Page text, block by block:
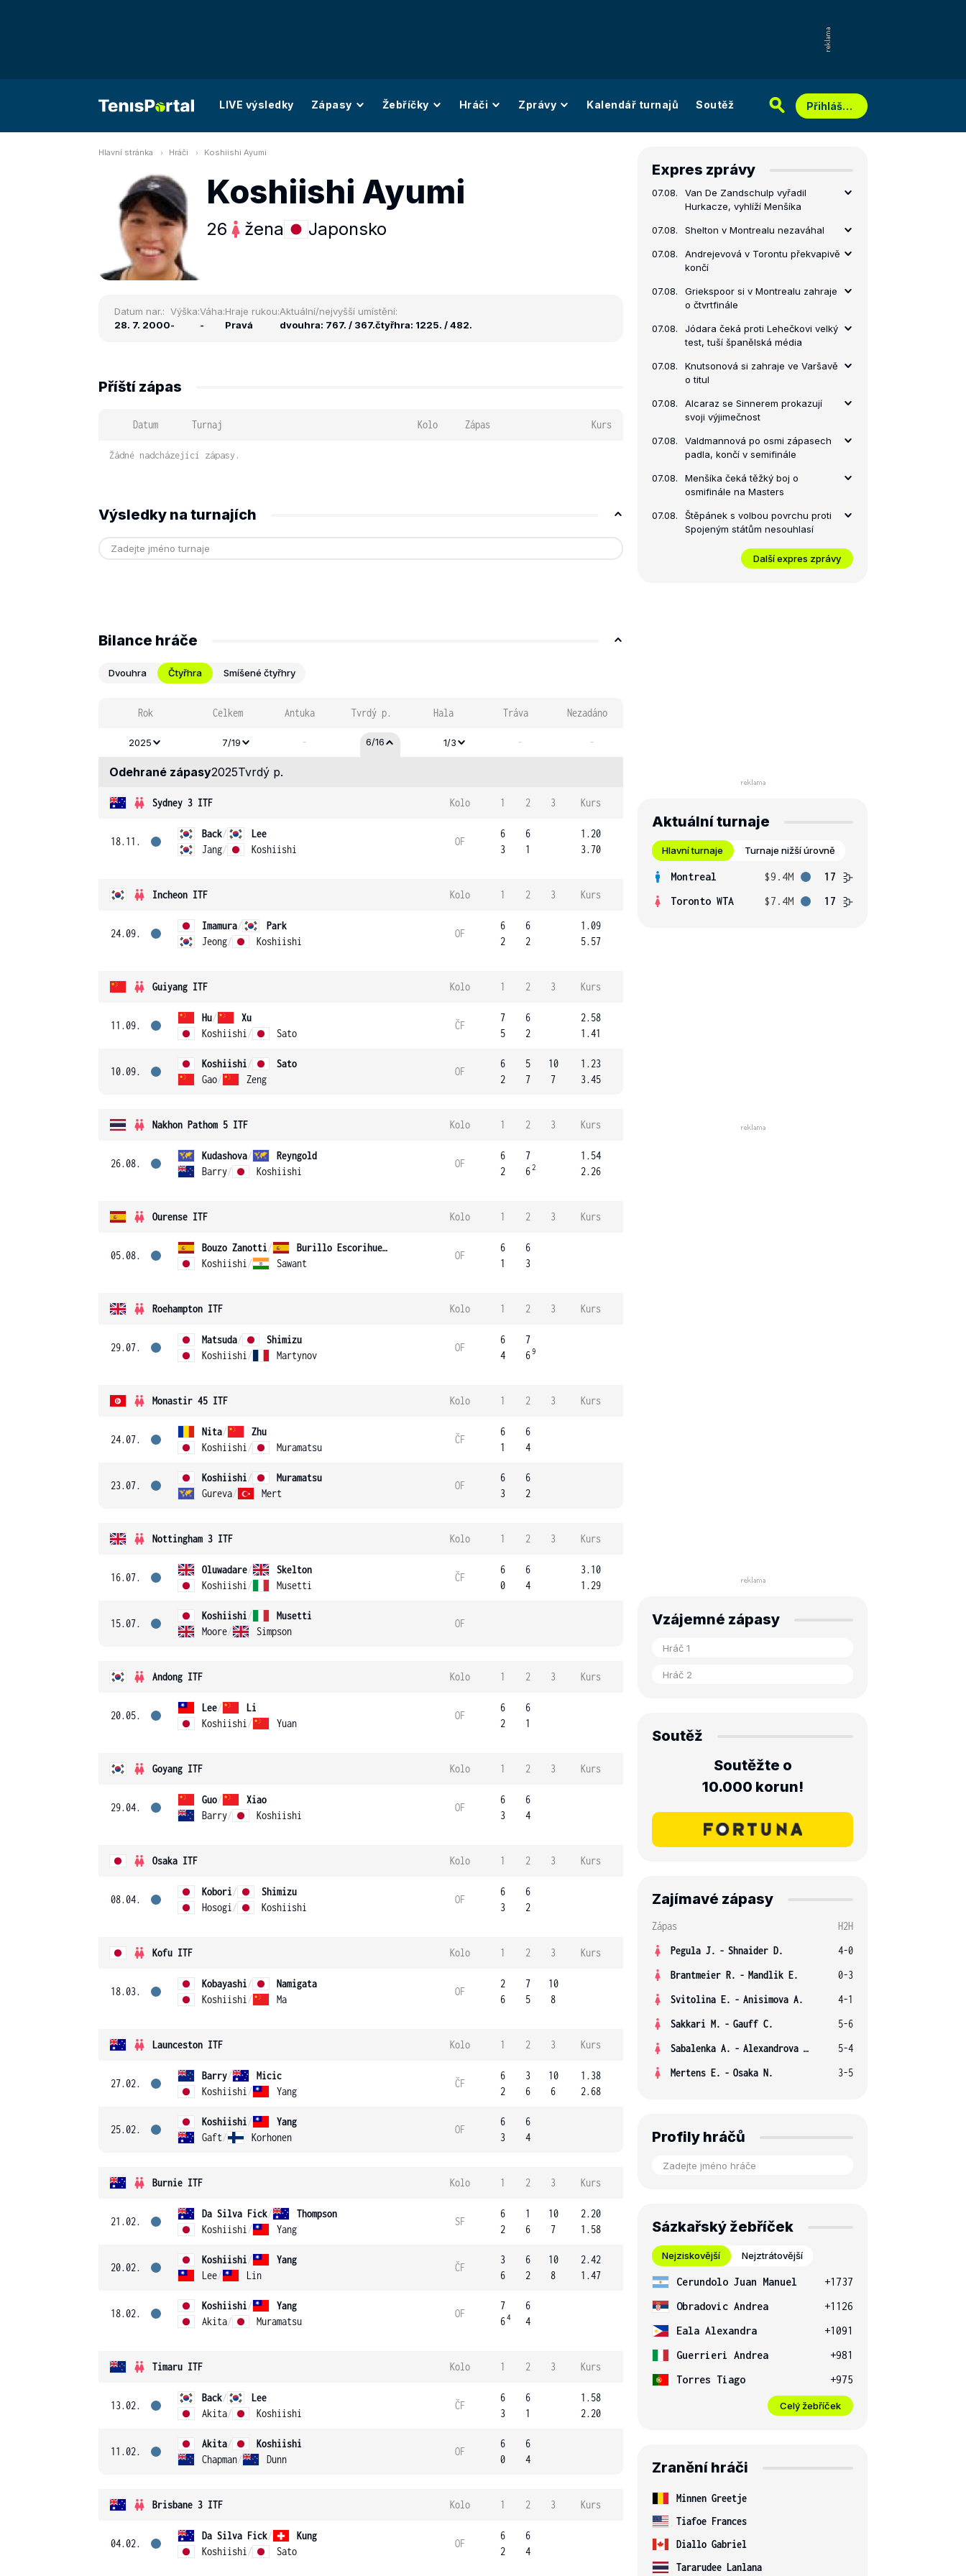
LIVE výsledky Zápasy Žebříčky Hráči Zprávy Kalendář turnajů Soutěž Přihlášení
Hlavní stránka Hráči Koshiishi Ayumi
Koshiishi Ayumi
26 žena Japonsko
Datum nar.:
28. 7. 2000
Výška:
-
Váha:
-
Hraje rukou:
Pravá
Aktuální/nejvyšší umístění:
dvouhra: 767. / 367.čtyřhra: 1225. / 482.
Příští zápas
Datum Turnaj Kolo Zápas Kurs
Žádné nadcházející zápasy.
Výsledky na turnajích
Bilance hráče
Dvouhra Čtyřhra Smíšené čtyřhry
Rok Celkem Antuka Tvrdý p. Hala Tráva Nezadáno
2025 7/19 - 6/16 1/3 - -
Odehrané zápasy2025Tvrdý p.
Sydney 3 ITF Kolo 1 2 3 Kurs
18.11.
Back/
Lee
Jang/ Koshiishi
OF
6
3
6
1
1.20
3.70
Incheon ITF Kolo 1 2 3 Kurs
24.09.
Imamura/
Park
Jeong/ Koshiishi
OF
6
2
6
2
1.09
5.57
Guiyang ITF Kolo 1 2 3 Kurs
11.09.
Hu/
Xu
Koshiishi / Sato
ČF
7
5
6
2
2.58
1.41
10.09.
Koshiishi/
Sato
Gao/ Zeng
OF
6
2
5
7
10
7
1.23
3.45
Nakhon Pathom 5 ITF Kolo 1 2 3 Kurs
26.08.
Kudashova/
Reyngold
Barry/ Koshiishi
OF
6
2
7
62
1.54
2.26
Ourense ITF Kolo 1 2 3 Kurs
05.08.
Bouzo Zanotti/
Burillo Escorihuela
Koshiishi / Sawant
OF
6
1
6
3
Roehampton ITF Kolo 1 2 3 Kurs
29.07.
Matsuda/
Shimizu
Koshiishi / Martynov
OF
6
4
7
69
Monastir 45 ITF Kolo 1 2 3 Kurs
24.07.
Nita/
Zhu
Koshiishi / Muramatsu
ČF
6
1
6
4
23.07.
Koshiishi/
Muramatsu
Gureva/ Mert
OF
6
3
6
2
Nottingham 3 ITF Kolo 1 2 3 Kurs
16.07.
Oluwadare/
Skelton
Koshiishi / Musetti
ČF
6
0
6
4
3.10
1.29
15.07.
Koshiishi/
Musetti
Moore/ Simpson
OF
Andong ITF Kolo 1 2 3 Kurs
20.05.
Lee/
Li
Koshiishi / Yuan
OF
6
2
6
1
Goyang ITF Kolo 1 2 3 Kurs
29.04.
Guo/
Xiao
Barry/ Koshiishi
OF
6
3
6
4
Osaka ITF Kolo 1 2 3 Kurs
08.04.
Kobori/
Shimizu
Hosogi / Koshiishi
OF
6
3
6
2
Kofu ITF Kolo 1 2 3 Kurs
18.03.
Kobayashi/
Namigata
Koshiishi / Ma
OF
2
6
7
5
10
8
Launceston ITF Kolo 1 2 3 Kurs
27.02.
Barry/
Micic
Koshiishi / Yang
ČF
6
2
3
6
10
6
1.38
2.68
25.02.
Koshiishi/
Yang
Gaft/ Korhonen
OF
6
3
6
4
Burnie ITF Kolo 1 2 3 Kurs
21.02.
Da Silva Fick/
Thompson
Koshiishi / Yang
SF
6
2
1
6
10
7
2.20
1.58
20.02.
Koshiishi/
Yang
Lee/ Lin
ČF
3
6
6
2
10
8
2.42
1.47
18.02.
Koshiishi/
Yang
Akita/ Muramatsu
OF
7
64
6
4
Timaru ITF Kolo 1 2 3 Kurs
13.02.
Back/
Lee
Akita/ Koshiishi
ČF
6
3
6
1
1.58
2.20
11.02.
Akita/
Koshiishi
Chapman/ Dunn
OF
6
0
6
4
Brisbane 3 ITF Kolo 1 2 3 Kurs
04.02.
Da Silva Fick/
Kung
Koshiishi / Sato
OF
6
2
6
4
Expres zprávy
07.08.
Van De Zandschulp vyřadil
Hurkacze, vyhlíží Menšíka
07.08. Shelton v Montrealu nezaváhal
07.08.
Andrejevová v Torontu překvapivě
končí
07.08.
Griekspoor si v Montrealu zahraje
o čtvrtfinále
07.08.
Jódara čeká proti Lehečkovi velký
test, tuší španělská média
07.08.
Knutsonová si zahraje ve Varšavě
o titul
07.08.
Alcaraz se Sinnerem prokazují
svoji výjimečnost
07.08.
Valdmannová po osmi zápasech
padla, končí v semifinále
07.08.
Menšíka čeká těžký boj o
osmifinále na Masters
07.08.
Štěpánek s volbou povrchu proti
Spojeným státům nesouhlasí
Další expres zprávy
Aktuální turnaje
Hlavní turnaje Turnaje nižší úrovně
Montreal $9.4M
17
Toronto WTA
$7.4M 17
Vzájemné zápasy
Soutěž
Soutěžte o
10.000 korun!
Zajímavé zápasy
Zápas
H2H
Pegula J. - Shnaider D.
4-0
Brantmeier R. - Mandlik E.
0-3
Svitolina E. - Anisimova A.
4-1
Sakkari M. - Gauff C.
5-6
Sabalenka A. - Alexandrova E.
5-4
Mertens E. - Osaka N. 3-5
Profily hráčů
Sázkařský žebříček
Nejziskovější Nejztrátovější
Cerundolo Juan Manuel
+1737
Obradovic Andrea
+1126
Eala Alexandra
+1091
Guerrieri Andrea
+981
Torres Tiago
+975
Celý žebříček
Zranění hráči
Minnen Greetje
Tiafoe Frances
Diallo Gabriel
Tararudee Lanlana